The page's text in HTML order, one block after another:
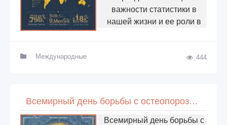
важности статистики в
нашей жизни и ее роли в
Международные 444
Всемирный день борьбы с остеопорозом (World Osteoporosis Day)
Всемирный день борьбы с